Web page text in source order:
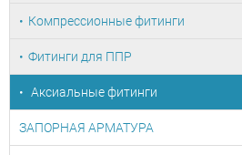
Компрессионные фитинги
Фитинги для ППР
Аксиальные фитинги
ЗАПОРНАЯ АРМАТУРА